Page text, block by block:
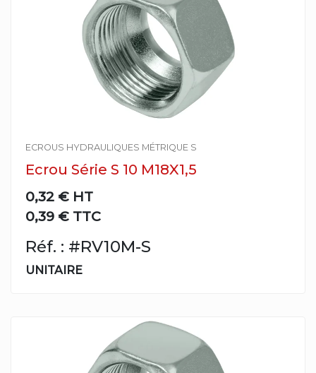
ECROUS HYDRAULIQUES MÉTRIQUE S
Ecrou Série S 10 M18X1,5
0,32 € HT
0,39 € TTC
Réf. : #RV10M-S
UNITAIRE